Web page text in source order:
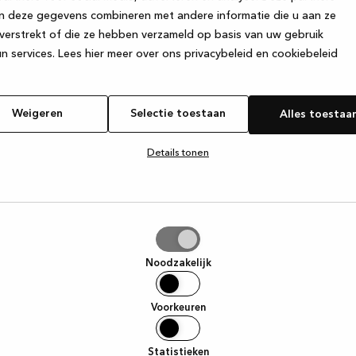
deze gegevens combineren met andere informatie die u aan ze
of die ze hebben verzameld op basis van uw gebruik
services. Lees hier meer over ons privacybeleid en cookiebeleid
Weigeren Selectie toestaan Alles
Details tonen
Noodzakelijk
Voorkeuren
Statistieken
has occurred while loadingwww.kvik.nl (see the